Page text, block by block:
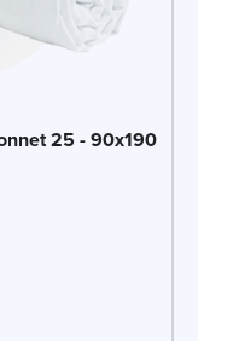
25 - 90x190